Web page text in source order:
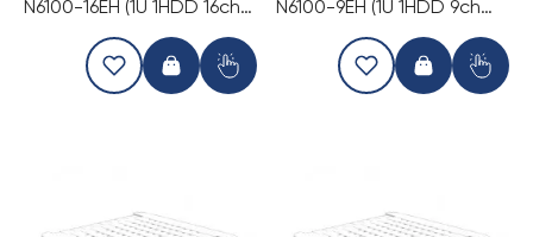
N6100-16EH (1U 1HDD 16ch
N6100-9EH (1U 1HDD 9ch